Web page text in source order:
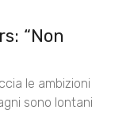
“Non
le ambizioni
sono lontani